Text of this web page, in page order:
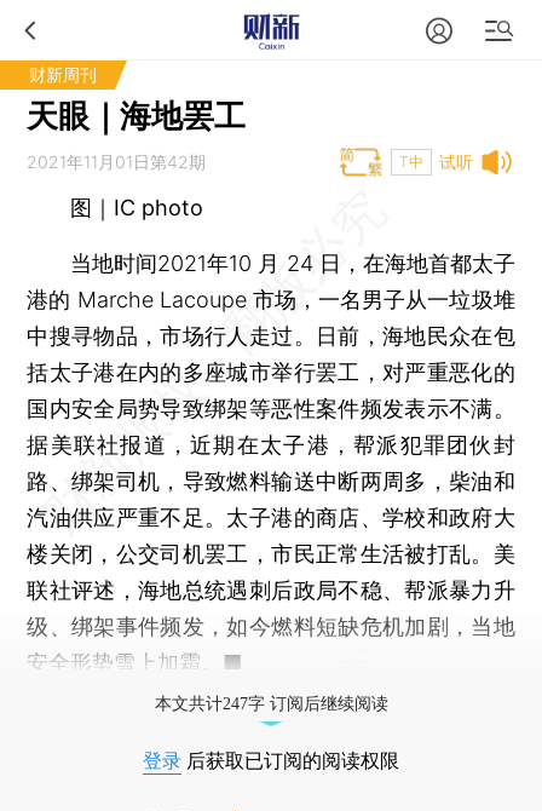
财新周刊
天眼｜海地罢工
试听
2021年11月01日第42期 T中
图｜IC photo
当地时间2021年10 月 24 日，在海地首都太子
港的 Marche Lacoupe 市场，一名男子从一垃圾堆
中搜寻物品，市场行人走过。日前，海地民众在包
括太子港在内的多座城市举行罢工，对严重恶化的
国内安全局势导致绑架等恶性案件频发表示不满。
据美联社报道，近期在太子港，帮派犯罪团伙封
路、绑架司机，导致燃料输送中断两周多，柴油和
汽油供应严重不足。太子港的商店、学校和政府大
楼关闭，公交司机罢工，市民正常生活被打乱。美
联社评述，海地总统遇刺后政局不稳、帮派暴力升
级、绑架事件频发，如今燃料短缺危机加剧，当地
安全形势雪上加霜。■
本文共计247字 订阅后继续阅读
登录 后获取已订阅的阅读权限